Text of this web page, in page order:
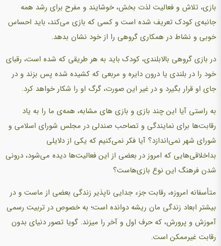
بازی، تلاش و فعالیت لذت بخش، خوشایند و مفرح برای رشد همه
جانبه‌ی کودک تعریف شده است و کسی که بازی می‌کند، باید احساس
خوبی و نشاط در همکاری گروهی را از خود نشان بدهد.
در بازی گروهی بالابلندی، کودک باید به هر طریقی که شده است، رقبای
خود را در بلندی یا درون دایره و مربعی که کشیده شده پس بزند و در
جای او قرار بگیرد و در غیر این صورت، گرگ او را شکار خواهد کرد.
به راستی آیا این چند بازی و بازی‌ های مشابه، همه‌ی ما را به یاد
رقابت‌ها برای نمایندگی و تصاحب صندلی در مجلس شورای اسلامی و
شورای شهر نمی‌اندازد؟ آیا فکر نمی‌کنیم که یکی از دلایلی
بداخلاقی‌هایی که امروز در بعضی از این فعالیت‌ها دیده می‌شود، درونی
شدن فرهنگ این نوع بازی‌هاست؟
متأسفانه امروزه، رقابت جزء جدایی ناپذیر زندگی بعضی از ماست و در
بیشتر ابعاد زندگی مان ریشه دوانده است؛ به خصوص در تربیت رسمی
آموزش و پرورش، که حرف اول و آخر را میزند. گویا تصور دنیای بدون
رقابت غیرممکن است.